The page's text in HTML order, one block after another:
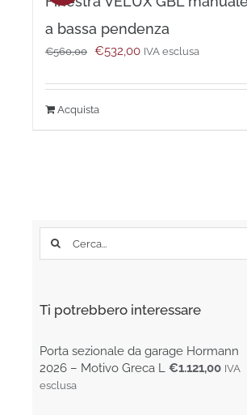
possono
essere
nella
a bassa pendenza
€560,00 Il
originale
€532,00Il
attuale
IVA esclusa
Acquista
per:
Ti potrebbero interessare
Porta sezionale da garage Hormann
2026 – Motivo Greca L €1.121,00 IVA
esclusa